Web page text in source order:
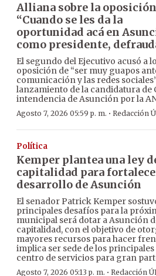
Alliana sobre la
“Cuando se les da la
oportunidad acá en
como presidente,
El segundo del Ejecutivo acusó a
oposición de “ser muy guapos
comunicación y las redes
lanzamiento de la candidatura de
intendencia de Asunción por la
Agosto 7, 2026 05:59 p. m. · Redacción
Política
Kemper plantea una ley
capitalidad para
desarrollo de Asunción
El senador Patrick Kemper
principales desafíos para la
municipal será dotar a Asunción
capitalidad, con el objetivo de
mayores recursos para hacer
implica ser sede de los
centro de servicios para gran
Agosto 7, 2026 05:13 p. m. · Redacción